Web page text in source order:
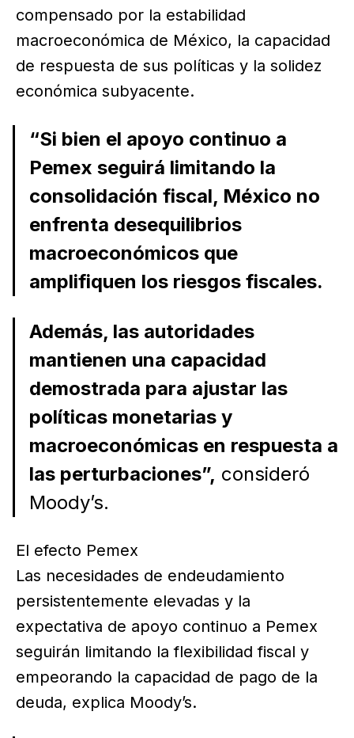
compensado por la estabilidad
macroeconómica de México, la capacidad
de respuesta de sus políticas y la solidez
económica subyacente.
“Si bien el apoyo continuo a
Pemex seguirá limitando la
consolidación fiscal, México no
enfrenta desequilibrios
macroeconómicos que
amplifiquen los riesgos fiscales.
Además, las autoridades
mantienen una capacidad
demostrada para ajustar las
políticas monetarias y
macroeconómicas en respuesta a
las perturbaciones”, consideró
Moody’s.
El efecto Pemex
Las necesidades de endeudamiento
persistentemente elevadas y la
expectativa de apoyo continuo a Pemex
seguirán limitando la flexibilidad fiscal y
empeorando la capacidad de pago de la
deuda, explica Moody’s.